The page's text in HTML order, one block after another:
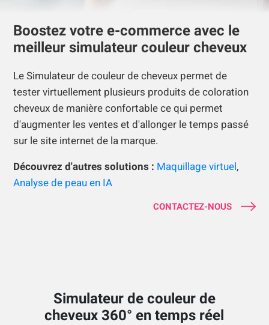
Boostez votre e-commerce avec le
meilleur simulateur couleur cheveux
Le Simulateur de couleur de cheveux permet de
tester virtuellement plusieurs produits de coloration
cheveux de manière confortable ce qui permet
d'augmenter les ventes et d'allonger le temps passé
sur le site internet de la marque.
Découvrez d'autres solutions : Maquillage virtuel,
Analyse de peau en IA
CONTACTEZ-NOUS
Simulateur de couleur de
cheveux 360° en temps réel